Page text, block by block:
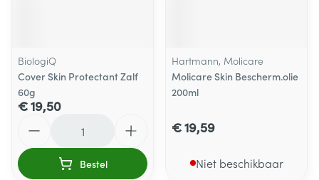
BiologiQ
Cover Skin Protectant Zalf
60g
€ 19,50
Bestel
Hartmann, Molicare
Molicare Skin Bescherm.olie
200ml
€ 19,59
Niet beschikbaar